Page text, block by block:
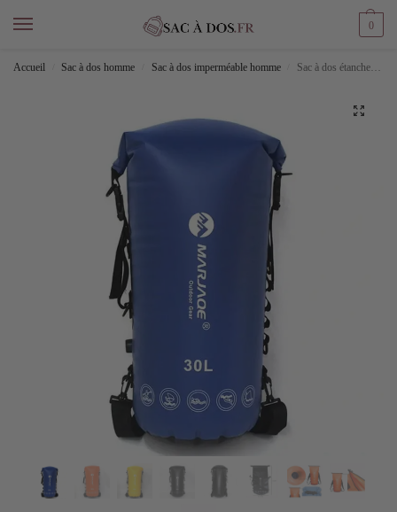
0
Accueil Sac à dos homme Sac à dos imperméable homme Sac à dos étanche 30l